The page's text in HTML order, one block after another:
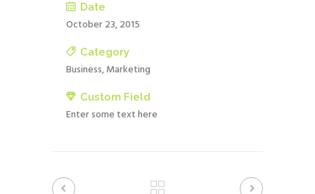
Date
October 23, 2015
Category
Business, Marketing
Custom Field
Enter some text here